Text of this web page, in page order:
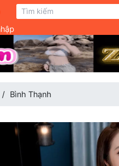
Bình Thạnh